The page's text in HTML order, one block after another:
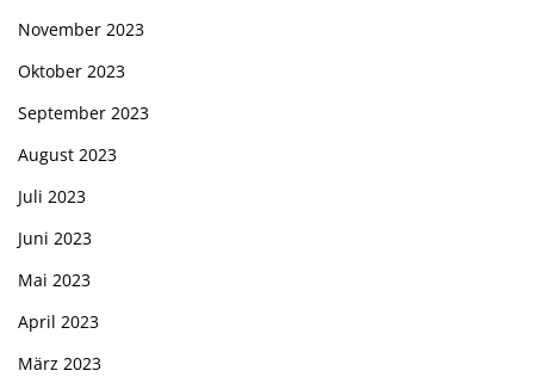
November 2023
Oktober 2023
September 2023
August 2023
Juli 2023
Juni 2023
Mai 2023
April 2023
März 2023